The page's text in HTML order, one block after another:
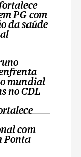
PG com
da saúde
mundial
no CDL
com
Ponta